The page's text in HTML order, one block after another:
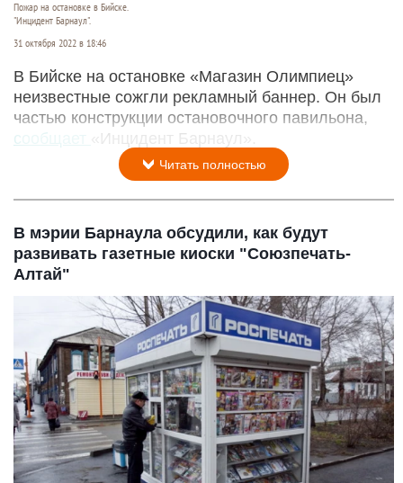
Пожар на остановке в Бийске.
"Инцидент Барнаул".
31 октября 2022 в 18:46
В Бийске на остановке «Магазин Олимпиец»
неизвестные сожгли рекламный баннер. Он был
частью конструкции остановочного павильона,
сообщает
«Инцидент Барнаул».
Читать полностью
В мэрии Барнаула обсудили, как будут
развивать газетные киоски "Союзпечать-
Алтай"